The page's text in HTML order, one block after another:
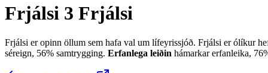
Frjálsi 3 Frjálsi
Frjálsi er opinn öllum sem hafa val um lífeyrissjóð. Frjálsi er ólíkur
séreign, 56% samtrygging. Erfanlega leiðin hámarkar erfanleika,